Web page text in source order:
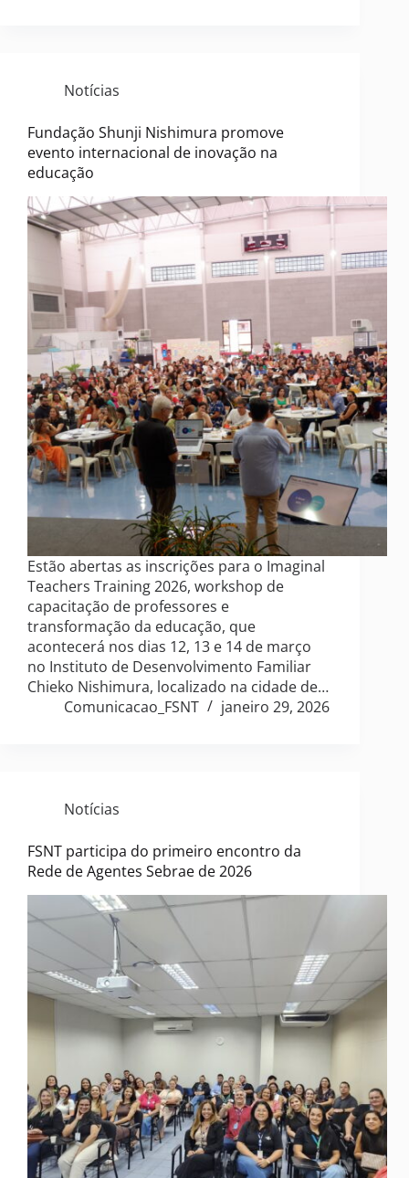
Notícias
Fundação Shunji Nishimura promove
evento internacional de inovação na
educação
Estão abertas as inscrições para o Imaginal
Teachers Training 2026, workshop de
capacitação de professores e
transformação da educação, que
acontecerá nos dias 12, 13 e 14 de março
no Instituto de Desenvolvimento Familiar
Chieko Nishimura, localizado na cidade de…
Comunicacao_FSNT
janeiro 29, 2026
Notícias
FSNT participa do primeiro encontro da
Rede de Agentes Sebrae de 2026